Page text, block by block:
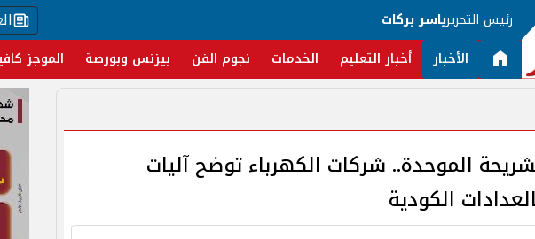
رئيس التحريرياسر بركات
الأخبار أخبار التعليم الخدمات نجوم الفن بيزنس وبورصة الموجز
الموحدة.. شركات الكهرباء توضح آليات
الكودية